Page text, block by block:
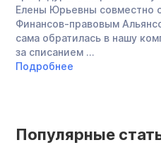
Елены Юрьевны совместно
Финансов-правовым
сама обратилась в нашу
за списанием ...
Подробнее
Популярные